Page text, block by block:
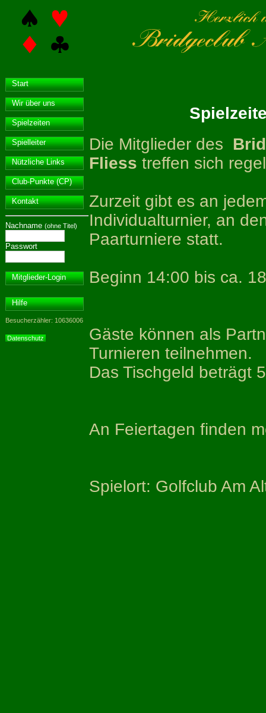
Start
Wir über uns
Spielzeiten
Spielleiter
Nützliche Links
Club-Punkte (CP)
Kontakt
Nachname (ohne Titel)
Passwort
Mitglieder-Login
Hilfe
Besucherzähler: 10636006
Datenschutz
Die Mitglieder des
Fliess treffen sich
Zurzeit gibt es an
Individualturnier, an
Paarturniere statt.
Beginn 14:00 bis ca.
Gäste können als
Turnieren teilnehmen.
Das Tischgeld beträgt
An Feiertagen finden
Spielort: Golfclub Am